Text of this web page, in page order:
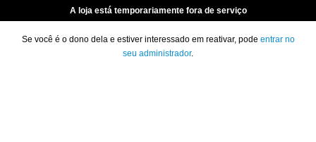
A loja está temporariamente fora de serviço
Se você é o dono dela e estiver interessado em reativar, pode entrar no
seu administrador.